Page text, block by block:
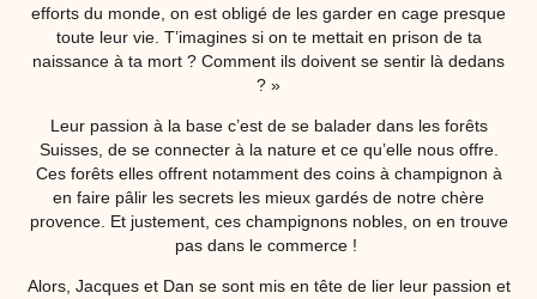
efforts du monde, on est obligé de les garder en cage presque
toute leur vie. T’imagines si on te mettait en prison de ta
naissance à ta mort ? Comment ils doivent se sentir là dedans
? »
Leur passion à la base c’est de se balader dans les forêts
Suisses, de se connecter à la nature et ce qu’elle nous offre.
Ces forêts elles offrent notamment des coins à champignon à
en faire pâlir les secrets les mieux gardés de notre chère
provence. Et justement, ces champignons nobles, on en trouve
pas dans le commerce !
Alors, Jacques et Dan se sont mis en tête de lier leur passion et